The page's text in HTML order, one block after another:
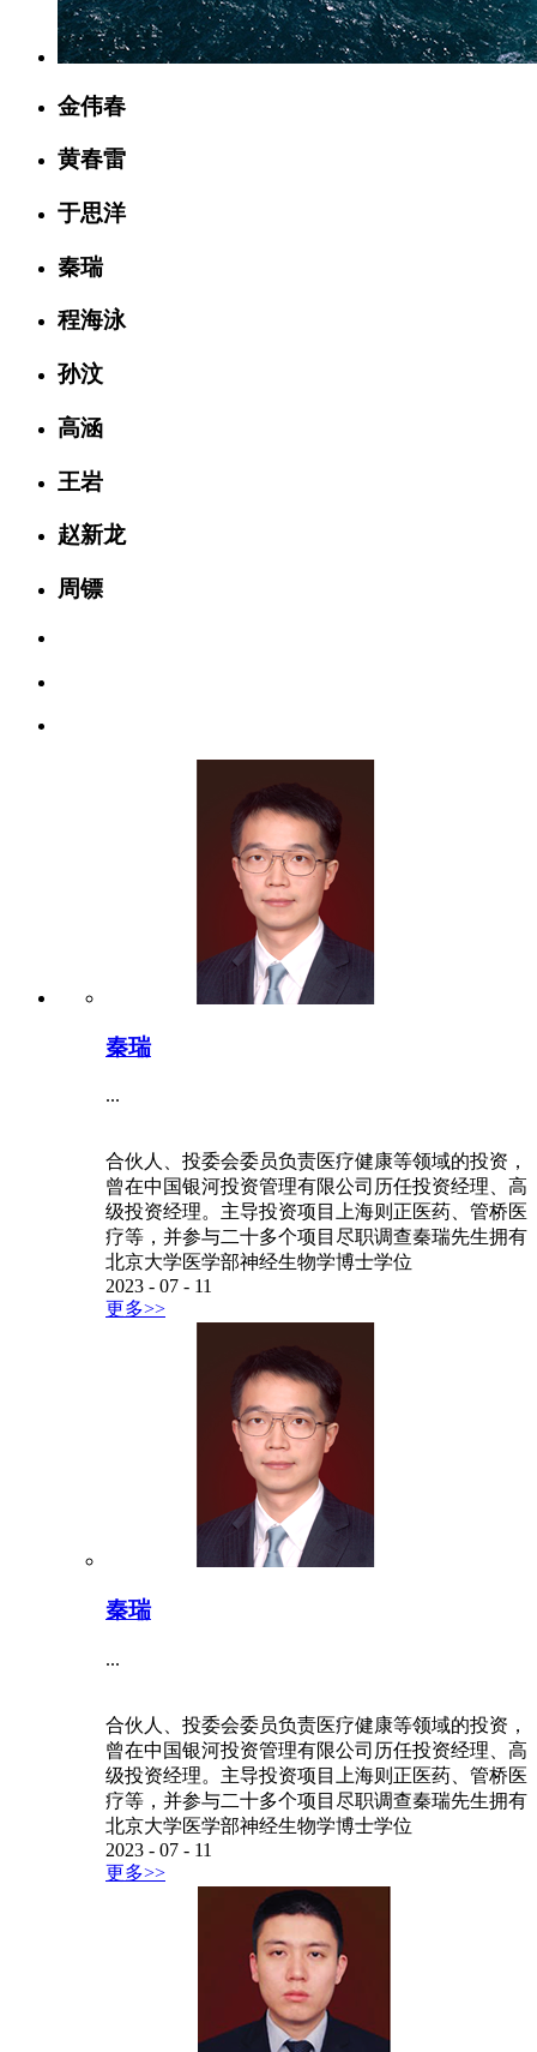
金伟春
黄春雷
于思洋
秦瑞
程海泳
孙汶
高涵
王岩
赵新龙
周镖
秦瑞
...
合伙人、投委会委员负责医疗健康等领域的投资，
曾在中国银河投资管理有限公司历任投资经理、高
级投资经理。主导投资项目上海则正医药、管桥医
疗等，并参与二十多个项目尽职调查秦瑞先生拥有
北京大学医学部神经生物学博士学位
2023 - 07 - 11
更多>>
秦瑞
...
合伙人、投委会委员负责医疗健康等领域的投资，
曾在中国银河投资管理有限公司历任投资经理、高
级投资经理。主导投资项目上海则正医药、管桥医
疗等，并参与二十多个项目尽职调查秦瑞先生拥有
北京大学医学部神经生物学博士学位
2023 - 07 - 11
更多>>